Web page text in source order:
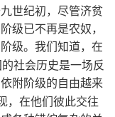
世纪初，尽管济贫
级已不再是农奴，
级。我们知道，在
社会历史是一场反
附阶级的自由越来
，在他们彼此交往